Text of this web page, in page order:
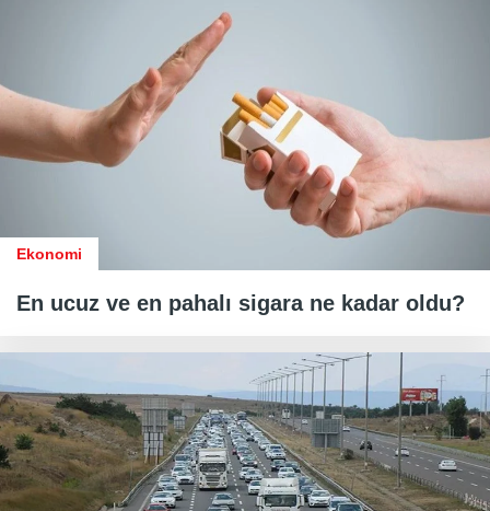
Ekonomi
En ucuz ve en pahalı sigara ne kadar oldu?